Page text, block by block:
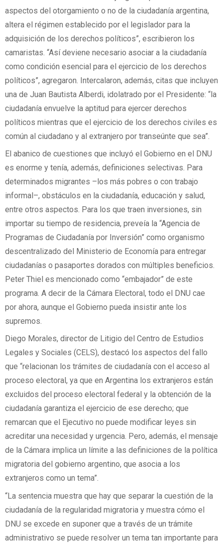
aspectos del otorgamiento o no de la ciudadanía argentina,
altera el régimen establecido por el legislador para la
adquisición de los derechos políticos”, escribieron los
camaristas. “Así deviene necesario asociar a la ciudadanía
como condición esencial para el ejercicio de los derechos
políticos”, agregaron. Intercalaron, además, citas que incluyen
una de Juan Bautista Alberdi, idolatrado por el Presidente: “la
ciudadanía envuelve la aptitud para ejercer derechos
políticos mientras que el ejercicio de los derechos civiles es
común al ciudadano y al extranjero por transeúnte que sea”.
El abanico de cuestiones que incluyó el Gobierno en el DNU
es enorme y tenía, además, definiciones selectivas. Para
determinados migrantes –los más pobres o con trabajo
informal–, obstáculos en la ciudadanía, educación y salud,
entre otros aspectos. Para los que traen inversiones, sin
importar su tiempo de residencia, preveía la “Agencia de
Programas de Ciudadanía por Inversión” como organismo
descentralizado del Ministerio de Economía para entregar
ciudadanías o pasaportes dorados con múltiples beneficios.
Peter Thiel es mencionado como “embajador” de este
programa. A decir de la Cámara Electoral, todo el DNU cae
por ahora, aunque el Gobierno pueda insistir ante los
supremos.
Diego Morales, director de Litigio del Centro de Estudios
Legales y Sociales (CELS), destacó los aspectos del fallo
que “relacionan los trámites de ciudadanía con el acceso al
proceso electoral, ya que en Argentina los extranjeros están
excluidos del proceso electoral federal y la obtención de la
ciudadanía garantiza el ejercicio de ese derecho; que
remarcan que el Ejecutivo no puede modificar leyes sin
acreditar una necesidad y urgencia. Pero, además, el mensaje
de la Cámara implica un límite a las definiciones de la política
migratoria del gobierno argentino, que asocia a los
extranjeros como un tema”.
“La sentencia muestra que hay que separar la cuestión de la
ciudadanía de la regularidad migratoria y muestra cómo el
DNU se excede en suponer que a través de un trámite
administrativo se puede resolver un tema tan importante para